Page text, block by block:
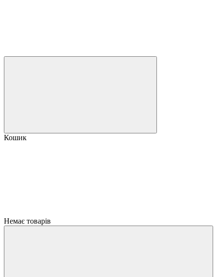
Кошик
Немає товарів